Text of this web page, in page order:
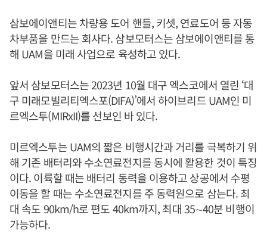
삼보에이앤티는 차량용 도어 핸들, 키셋, 연료도어 등 자동
차부품을 만드는 회사다. 삼보모터스는 삼보에이앤티를 통
해 UAM을 미래 사업으로 육성하고 있다.
앞서 삼보모터스는 2023년 10월 대구 엑스코에서 열린 ‘대
구 미래모빌리티엑스포(DIFA)’에서 하이브리드 UAM인 미
르엑스투(MIRxII)를 선보인 바 있다.
미르엑스투는 UAM의 짧은 비행시간과 거리를 극복하기 위
해 기존 배터리와 수소연료전지를 동시에 활용한 것이 특징
이다. 이륙할 때는 배터리 동력을 이용하고 상공에서 수평
이동을 할 때는 수소연료전지를 주 동력원으로 삼는다. 최
대 속도 90km/h로 편도 40km까지, 최대 35∼40분 비행이
가능하다.